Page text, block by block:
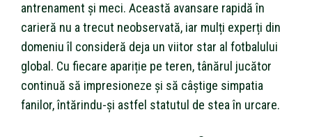
antrenament și meci. Această avansare rapidă în
carieră nu a trecut neobservată, iar mulți experți din
domeniu îl consideră deja un viitor star al fotbalului
global. Cu fiecare apariție pe teren, tânărul jucător
continuă să impresioneze și să câștige simpatia
fanilor, întărindu-și astfel statutul de stea în urcare.